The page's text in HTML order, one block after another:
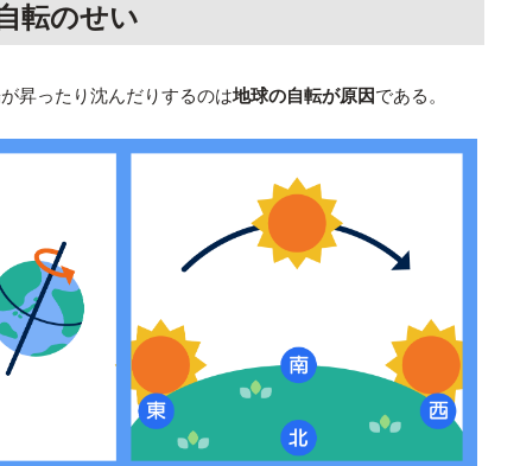
転のせい
昇ったり沈んだりするのは地球の自転が原因である。